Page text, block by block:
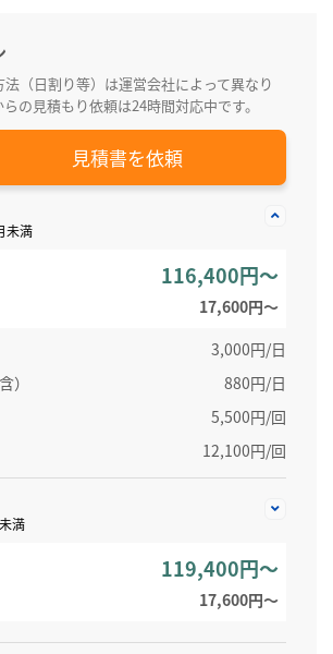
（日割り等）は運営会社によって異なり
の見積もり依頼は24時間対応中です。
見積書を依頼
未満
116,400円～
17,600円〜
3,000円/日
）
880円/日
5,500円/回
12,100円/回
満
119,400円～
17,600円〜